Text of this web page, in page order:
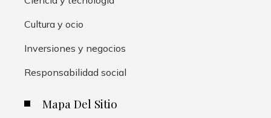
Cultura y ocio
Inversiones y negocios
Responsabilidad social
Mapa Del Sitio